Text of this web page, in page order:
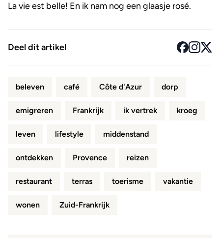
La vie est belle! En ik nam nog een glaasje rosé.
Deel dit artikel
beleven café Côte d'Azur dorp
emigreren Frankrijk ik vertrek kroeg
leven lifestyle middenstand
ontdekken Provence reizen
restaurant terras toerisme vakantie
wonen Zuid-Frankrijk